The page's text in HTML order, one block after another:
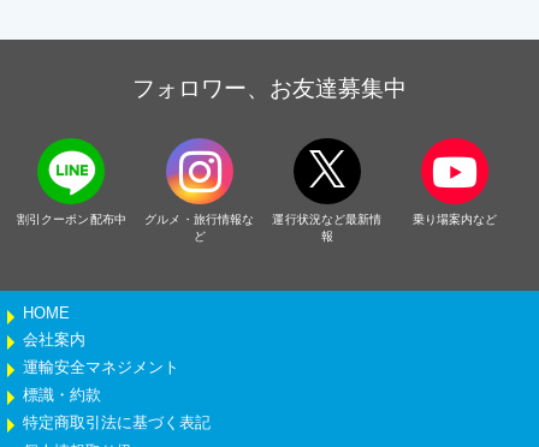
フォロワー、お友達募集中
割引クーポン配布中
グルメ・旅行情報な
ど
運行状況など最新情
報
乗り場案内など
HOME
会社案内
運輸安全マネジメント
標識・約款
特定商取引法に基づく表記